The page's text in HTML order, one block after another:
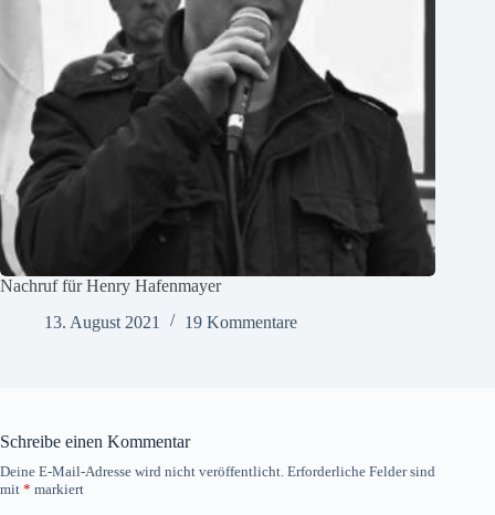
Nachruf für Henry Hafenmayer
13. August 2021
19 Kommentare
Schreibe einen Kommentar
Deine E-Mail-Adresse wird nicht veröffentlicht. Erforderliche Felder sind
mit * markiert